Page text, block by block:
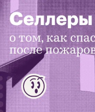
Где чему